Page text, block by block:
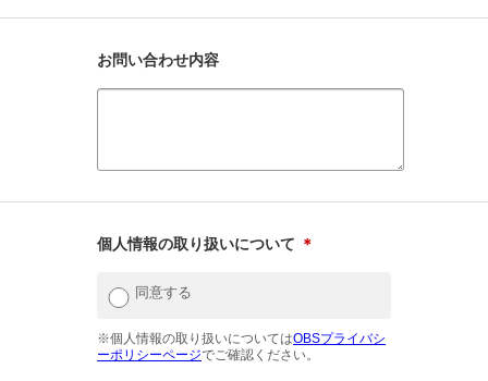
お問い合わせ内容
個人情報の取り扱いについて ＊
同意する
※個人情報の取り扱いについてはOBSプライバシ
ーポリシーページでご確認ください。